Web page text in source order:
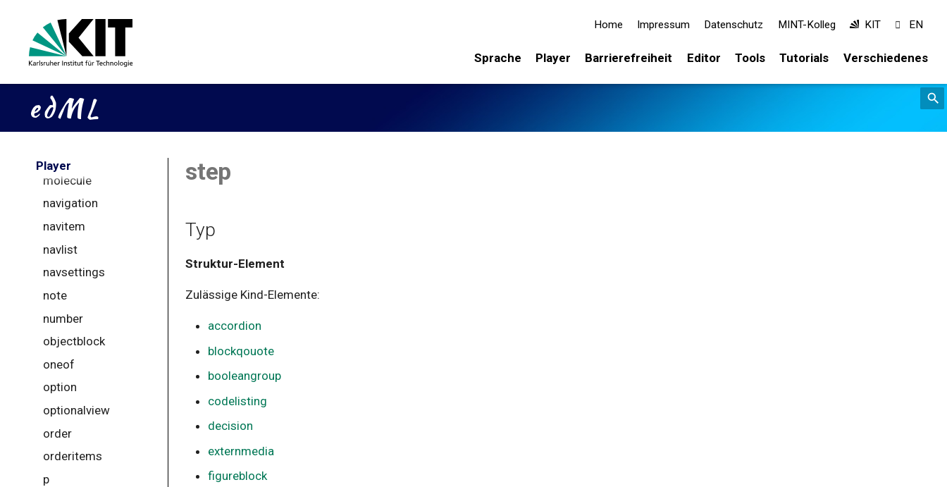
Home Impressum Datenschutz MINT-Kolleg KIT EN
Sprache Player Barrierefreiheit Editor Tools Tutorials Verschiedenes
Player
match
matches
matching
matrix
matrixrow
metadata
molecule
navigation
navitem
navlist
navsettings
note
number
objectblock
oneof
option
optionalview
order
orderitems
p
step
Typ
Struktur-Element
Zulässige Kind-Elemente:
accordion
blockqouote
booleangroup
codelisting
decision
externmedia
figureblock